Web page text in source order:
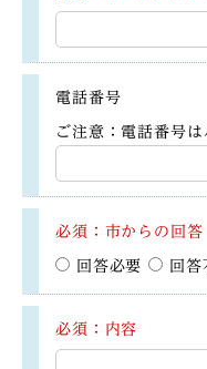
電話番号
ご注意：電話番号
必須：市からの回答
回答必要 回答
必須：内容